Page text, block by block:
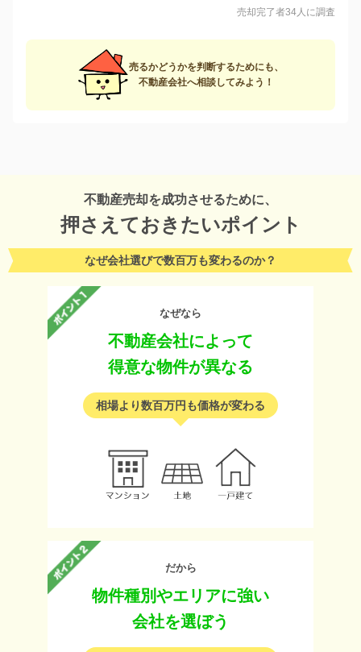
売却完了者34人に調査
売るかどうかを判断するためにも、
不動産会社へ相談してみよう！
不動産売却を成功させるために、
押さえておきたいポイント
なぜ会社選びで数百万も変わるのか？
なぜなら
不動産会社によって
得意な物件が異なる
相場より数百万円も価格が変わる
だから
物件種別やエリアに強い
会社を選ぼう